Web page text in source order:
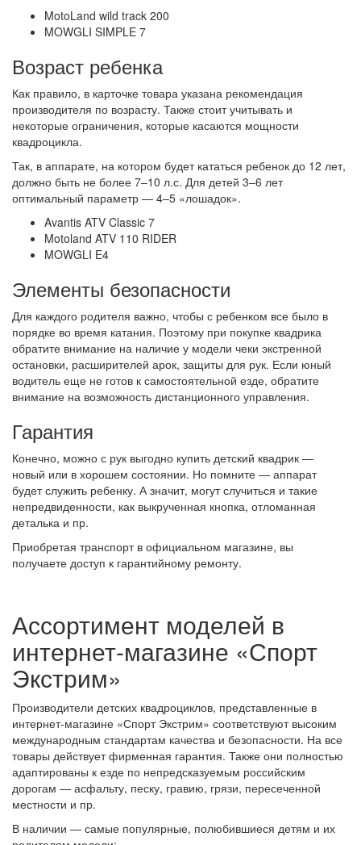
MotoLand wild track 200
MOWGLI SIMPLE 7
Возраст ребенка
Как правило, в карточке товара указана рекомендация
производителя по возрасту. Также стоит учитывать и
некоторые ограничения, которые касаются мощности
квадроцикла.
Так, в аппарате, на котором будет кататься ребенок до 12 лет,
должно быть не более 7–10 л.с. Для детей 3–6 лет
оптимальный параметр — 4–5 «лошадок».
Avantis ATV Classic 7
Motoland ATV 110 RIDER
MOWGLI E4
Элементы безопасности
Для каждого родителя важно, чтобы с ребенком все было в
порядке во время катания. Поэтому при покупке квадрика
обратите внимание на наличие у модели чеки экстренной
остановки, расширителей арок, защиты для рук. Если юный
водитель еще не готов к самостоятельной езде, обратите
внимание на возможность дистанционного управления.
Гарантия
Конечно, можно с рук выгодно купить детский квадрик —
новый или в хорошем состоянии. Но помните — аппарат
будет служить ребенку. А значит, могут случиться и такие
непредвиденности, как выкрученная кнопка, отломанная
деталька и пр.
Приобретая транспорт в официальном магазине, вы
получаете доступ к гарантийному ремонту.
Ассортимент моделей в
интернет-магазине «Спорт
Экстрим»
Производители детских квадроциклов, представленные в
интернет-магазине «Спорт Экстрим» соответствуют высоким
международным стандартам качества и безопасности. На все
товары действует фирменная гарантия. Также они полностью
адаптированы к езде по непредсказуемым российским
дорогам — асфальту, песку, гравию, грязи, пересеченной
местности и пр.
В наличии — самые популярные, полюбившиеся детям и их